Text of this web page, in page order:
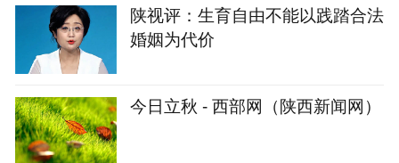
陕视评：生育自由不能以践踏合法
婚姻为代价
今日立秋 - 西部网（陕西新闻网）